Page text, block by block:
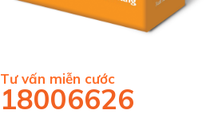
Tư vấn miễn cước
18006626